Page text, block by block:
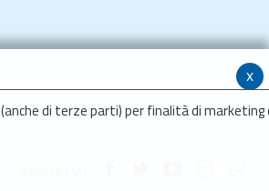
x
(anche di terze parti) per finalità di marketing